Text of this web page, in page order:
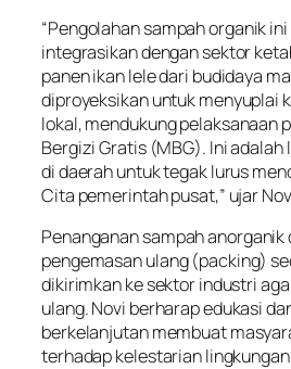
“Pengolahan sampah organik
integrasikan dengan sektor
panen ikan lele dari budidaya
diproyeksikan untuk menyuplai
lokal, mendukung pelaksanaan
Bergizi Gratis (MBG). Ini adalah
di daerah untuk tegak lurus
Cita pemerintah pusat,” ujar
Penanganan sampah
pengemasan ulang (packing)
dikirimkan ke sektor industri
ulang. Novi berharap edukasi
berkelanjutan membuat
terhadap kelestarian